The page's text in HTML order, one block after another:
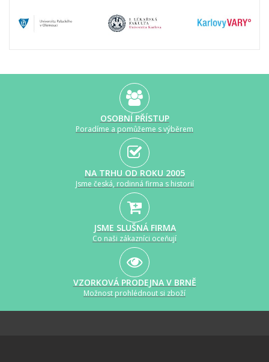
OSOBNÍ PŘÍSTUP
Poradíme a pomůžeme s výběrem
NA TRHU OD ROKU 2005
Jsme česká, rodinná firma s historií
JSME SLUŠNÁ FIRMA
Co naši zákazníci oceňují
VZORKOVÁ PRODEJNA V BRNĚ
Možnost prohlédnout si zboží